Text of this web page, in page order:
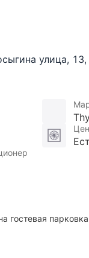
улица, 13,
гостевая